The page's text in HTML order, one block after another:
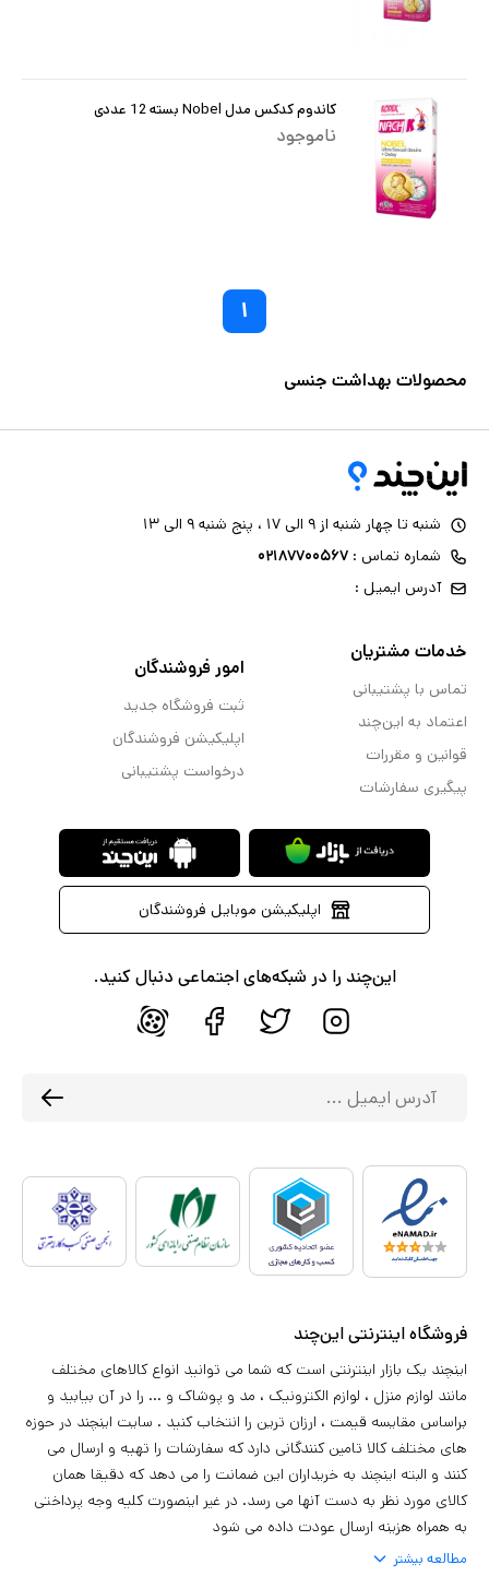
کاندوم کدکس مدل Nobel بسته 12 عددی
ناموجود
۱
محصولات بهداشت جنسی
شنبه تا چهار شنبه از ۹ الی ۱۷ ، پنج شنبه ۹ الی ۱۳
شماره تماس : ۰۲۱۸۷۷۰۰۵۶۷
آدرس ایمیل :
خدمات مشتریان
تماس با پشتیبانی
اعتماد به این‌چند
قوانین و مقررات
پیگیری سفارشات
امور فروشندگان
ثبت فروشگاه جدید
اپلیکیشن فروشندگان
درخواست پشتیبانی
اپلیکیشن موبایل فروشندگان
این‌چند را در شبکه‌های اجتماعی دنبال کنید.
فروشگاه اینترنتی این‌چند
اینچند یک بازار اینترنتی است که شما می توانید انواع کالاهای مختلف
مانند لوازم منزل ، لوازم الکترونیک ، مد و پوشاک و ... را در آن بیابید و
براساس مقایسه قیمت ، ارزان ترین را انتخاب کنید . سایت اینچند در حوزه
های مختلف کالا تامین کنندگانی دارد که سفارشات را تهیه و ارسال می
کنند و البته اینچند به خریداران این ضمانت را می دهد که دقیقا همان
کالای مورد نظر به دست آنها می رسد. در غیر اینصورت کلیه وجه پرداختی
به همراه هزینه ارسال عودت داده می شود
مطالعه بیشتر